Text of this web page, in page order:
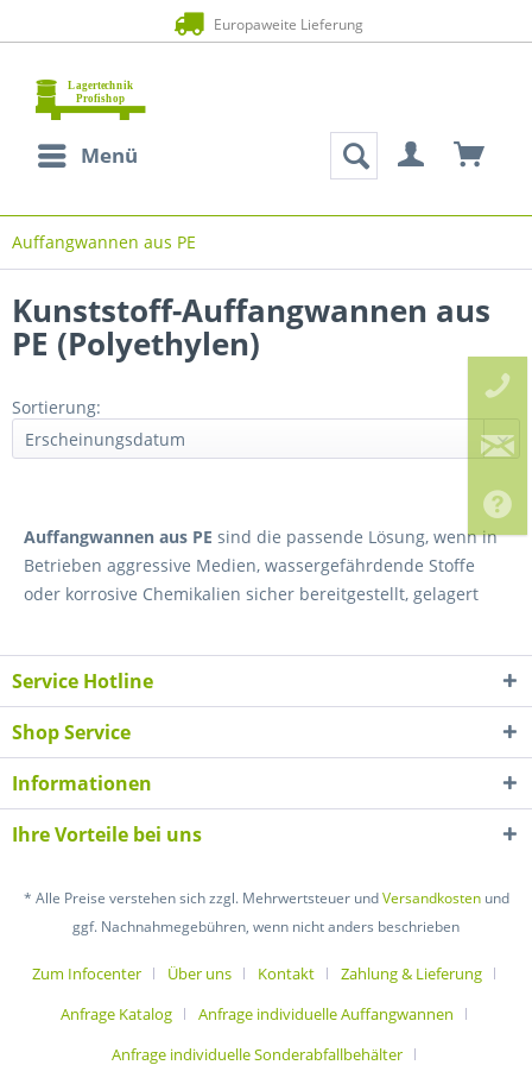
Europaweite Lieferung
Menü
Auffangwannen aus PE
Kunststoff-Auffangwannen aus
PE (Polyethylen)
Sortierung:
Auffangwannen aus PE sind die passende Lösung, wenn in
Betrieben aggressive Medien, wassergefährdende Stoffe
oder korrosive Chemikalien sicher bereitgestellt, gelagert
Auffangwannen ausPolyethylen (PE)eignen sie sich
besonders dort, wo klassische Stahlwannen an
materialbedingte Grenzen stoßen. Für Laborbereiche,
Chemie- und Galvanikbetriebe, Entsorger sowie Werkstätten
mit Säuren, Laugen oder Reinigungschemie steht dabei
nicht nur der Schutz von Boden und Arbeitsumgebung im
Vordergrund, sondern auch ein praxistauglicher
Ausführungen für Kleingebinde, Fässer oder IBC einsetzbar.
Im professionellen Umfeld unterstützen sie eine
rechtssichere und übersichtliche Gefahrstofflagerung,
mit angrenzenden Lösungen wieAuffangwannen,IBC- und
1000-Liter-Auffangwannenoderpassendem Zubehör für
Service Hotline
Shop Service
Informationen
Ihre Vorteile bei uns
* Alle Preise verstehen sich zzgl. Mehrwertsteuer undVersandkostenund
ggf. Nachnahmegebühren, wenn nicht anders beschrieben
Zum Infocenter Über uns Kontakt
Zahlung & Lieferung
Anfrage Katalog
Anfrage individuelle Auffangwannen
Anfrage individuelle Sonderabfallbehälter